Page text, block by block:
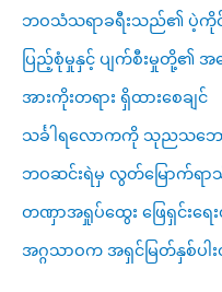
ဘဝသံသရာခရီးသည်၏ ပဲ့ကိုင်
ပြည့်စုံမှုနှင့် ပျက်စီးမှုတို့၏ အ
အားကိုးတရား ရှိထားစေချင်
သင်္ခါရလောကကို သုညသဘေ
ဘဝဆင်းရဲမှ လွတ်မြောက်ရာသို့
တဏှာအရှုပ်ထွေး ဖြေရှင်းရေ
အဂ္ဂသာဝက အရှင်မြတ်နှစ်ပ